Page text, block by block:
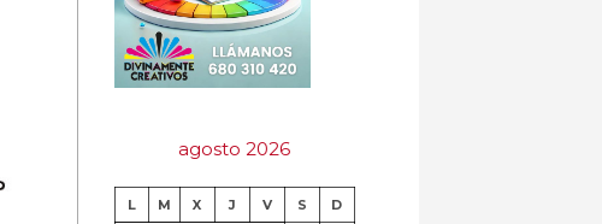
agosto 2026
L M X J V S D